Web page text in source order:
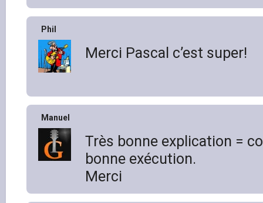
Phil
Merci Pascal c’est super!
Manuel
Très bonne explication =
bonne exécution.
Merci